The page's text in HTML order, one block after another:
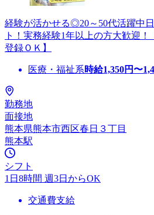
経験が活かせる◎20～50代活躍中
ト！実務経験1年以上の方大歓迎
登録ＯＫ】
医療・福祉系時給1,350円〜
勤務地
面接地
熊本県熊本市西区春日３丁目
熊本駅
シフト
1日8時間 週3日からOK
交通費支給